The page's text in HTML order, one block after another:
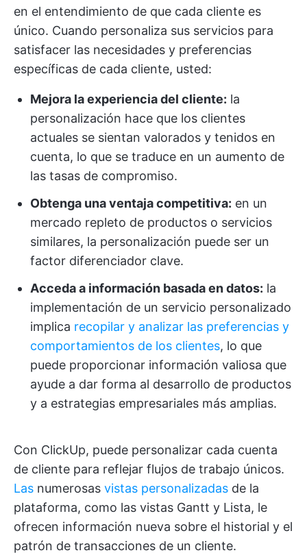
en el entendimiento de que cada cliente es
único. Cuando personaliza sus servicios para
satisfacer las necesidades y preferencias
específicas de cada cliente, usted:
Mejora la experiencia del cliente: la
personalización hace que los clientes
actuales se sientan valorados y tenidos en
cuenta, lo que se traduce en un aumento de
las tasas de compromiso.
Obtenga una ventaja competitiva: en un
mercado repleto de productos o servicios
similares, la personalización puede ser un
factor diferenciador clave.
Acceda a información basada en datos: la
implementación de un servicio personalizado
implica recopilar y analizar las preferencias y
comportamientos de los clientes, lo que
puede proporcionar información valiosa que
ayude a dar forma al desarrollo de productos
y a estrategias empresariales más amplias.
Con ClickUp, puede personalizar cada cuenta
de cliente para reflejar flujos de trabajo únicos.
Las numerosas vistas personalizadas de la
plataforma, como las vistas Gantt y Lista, le
ofrecen información nueva sobre el historial y el
patrón de transacciones de un cliente.